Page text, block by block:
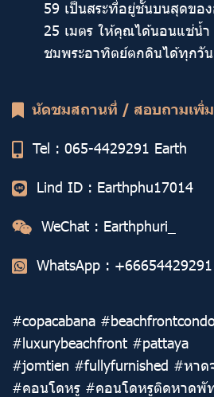
59 เป็นสระที่อยู่ชั้นบนสุดขอ
25 เมตร ให้คุณได้นอนแช่น้
ชมพระอาทิตย์ตกดินได้ทุกวัน
นัดชมสถานที่ / สอบถามเพิ่ม
Tel : 065-4429291 Earth
Lind ID : Earthphu17014
WeChat : Earthphuri_
WhatsApp : +66654429291
#copacabana
#luxurybeachfront #pattaya
#jomtien #fullyfurnished #หา
#คอนโดหรู #คอนโดหรูติดหาดพั